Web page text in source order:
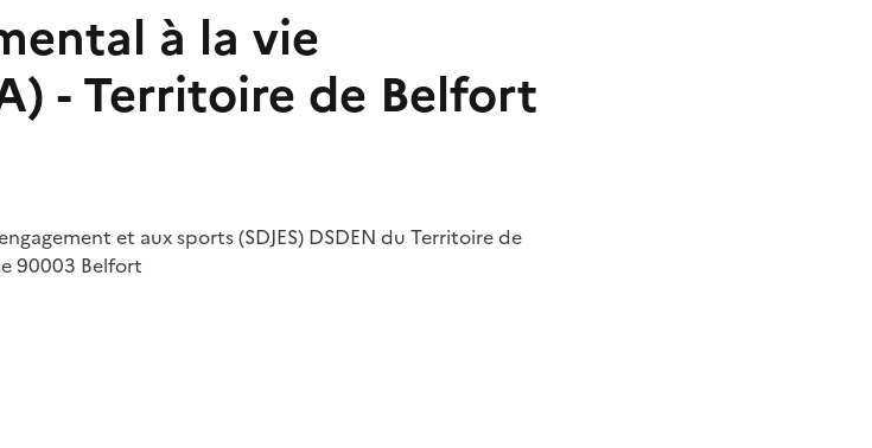
à la vie
- Territoire de Belfort
et aux sports (SDJES) DSDEN du Territoire de
90003 Belfort